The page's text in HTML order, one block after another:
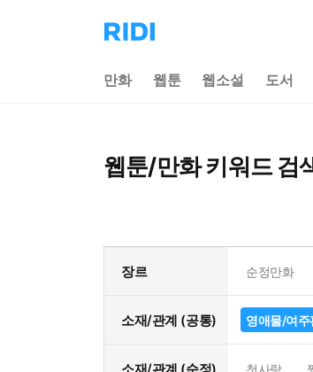
리
디
으
만화 웹툰 웹소설 도서
웹툰/만화 키워드 검
장르 순정만화
소재/관계 (공통) 영애물/여주
첫사랑